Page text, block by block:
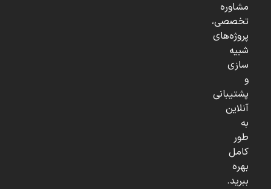
مشاوره
تخصصی،
پروژه‌های
شبیه
سازی
و
پشتیبانی
آنلاین
به
طور
کامل
بهره
ببرید.